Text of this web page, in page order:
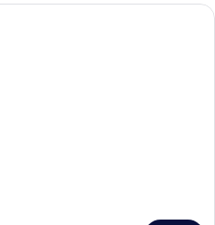
Et hotelværelse med to senge, et